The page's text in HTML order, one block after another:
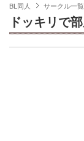
BL同人 サークル一覧
ドッキリで